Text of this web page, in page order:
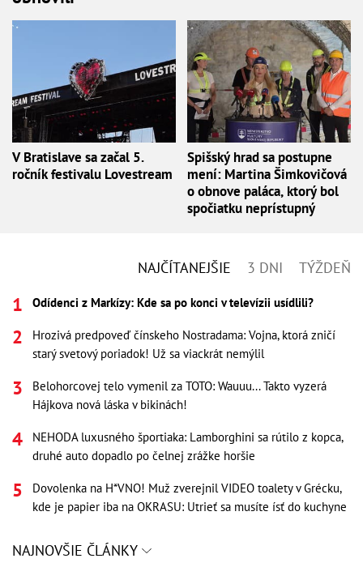
V Bratislave sa začal 5.
ročník festivalu Lovestream
Spišský hrad sa postupne
mení: Martina Šimkovičová
o obnove paláca, ktorý bol
spočiatku neprístupný
NAJČÍTANEJŠIE 3 DNI TÝŽDEŇ
Odídenci z Markízy: Kde sa po konci v televízii usídlili?
Hrozivá predpoveď čínskeho Nostradama: Vojna, ktorá zničí
starý svetový poriadok! Už sa viackrát nemýlil
Belohorcovej telo vymenil za TOTO: Wauuu... Takto vyzerá
Hájkova nová láska v bikinách!
NEHODA luxusného športiaka: Lamborghini sa rútilo z kopca,
druhé auto dopadlo po čelnej zrážke horšie
Dovolenka na H*VNO! Muž zverejnil VIDEO toalety v Grécku,
kde je papier iba na OKRASU: Utrieť sa musíte ísť do kuchyne
NAJNOVŠIE ČLÁNKY